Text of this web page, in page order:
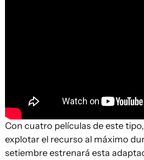
Con cuatro películas de este
explotar el recurso al máximo
setiembre estrenará esta